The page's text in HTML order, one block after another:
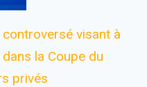
visant à
la Coupe du
privés